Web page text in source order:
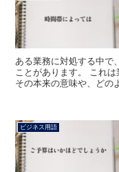
ある業務に対処する中で
ことがあります。 これ
その本来の意味や、どの
ビジネス用語